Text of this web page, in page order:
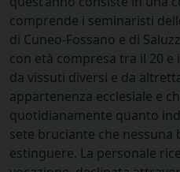
comprende i seminaristi
di Cuneo-Fossano e di
con età compresa tra il 20
da vissuti diversi e da
appartenenza ecclesiale e
quotidianamente quanto
sete bruciante che nessuna
estinguere. La personale